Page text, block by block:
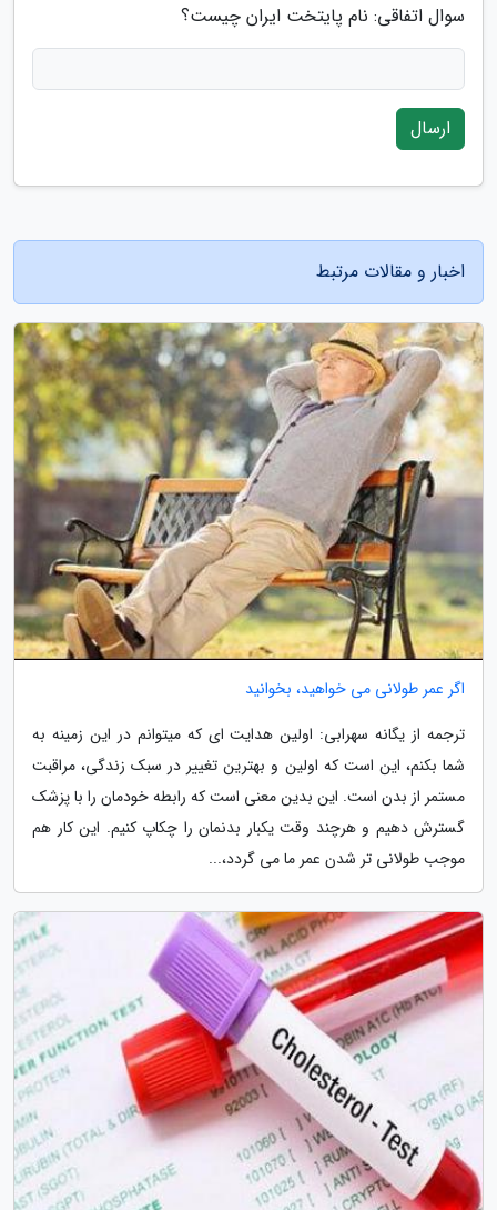
سوال اتفاقی: نام پایتخت ایران چیست؟
ارسال
اخبار و مقالات مرتبط
اگر عمر طولانی می خواهید، بخوانید
ترجمه از یگانه سهرابی: اولین هدایت ای که میتوانم در این زمینه به
شما بکنم، این است که اولین و بهترین تغییر در سبک زندگی، مراقبت
مستمر از بدن است. این بدین معنی است که رابطه خودمان را با پزشک
گسترش دهیم و هرچند وقت یکبار بدنمان را چکاپ کنیم. این کار هم
موجب طولانی تر شدن عمر ما می گردد،...